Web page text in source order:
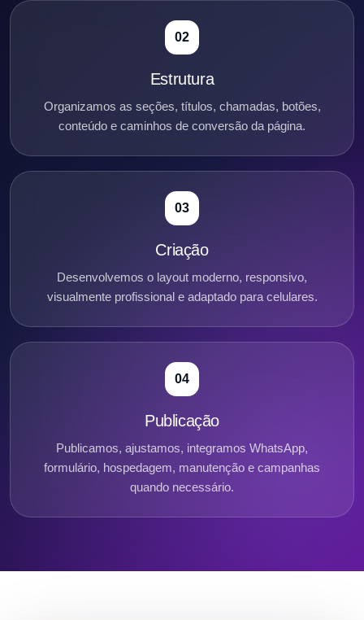
02
Estrutura
Organizamos as seções, títulos, chamadas, botões,
conteúdo e caminhos de conversão da página.
03
Criação
Desenvolvemos o layout moderno, responsivo,
visualmente profissional e adaptado para celulares.
04
Publicação
Publicamos, ajustamos, integramos WhatsApp,
formulário, hospedagem, manutenção e campanhas
quando necessário.